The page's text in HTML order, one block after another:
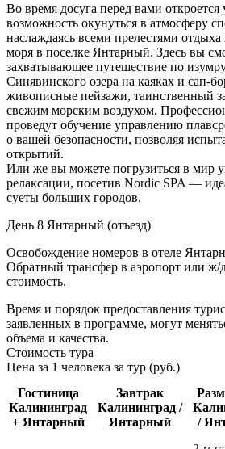
Во время досуга перед вами откроется
возможность окунуться в атмосферу
наслаждаясь всеми прелестями отдыха
моря в поселке Янтарный. Здесь вы
захватывающее путешествие по
Синявинского озера на каяках и сап-
живописные пейзажи, таинственный
свежим морским воздухом.
проведут обучение управлению
о вашей безопасности, позволяя
открытий.
Или же вы можете погрузиться в мир
релаксации, посетив Nordic SPA —
суеты больших городов.
День 8 Янтарный (отъезд)
Освобождение номеров в отеле
Обратный трансфер в аэропорт или ж/
стоимость.
Время и порядок предоставления
заявленных в программе, могут
объема и качества.
Стоимость тура
Цена за 1 человека за тур (руб.)
Гостиница
Калининград
+ Янтарный
Завтрак
Калининград /
Янтарный
/